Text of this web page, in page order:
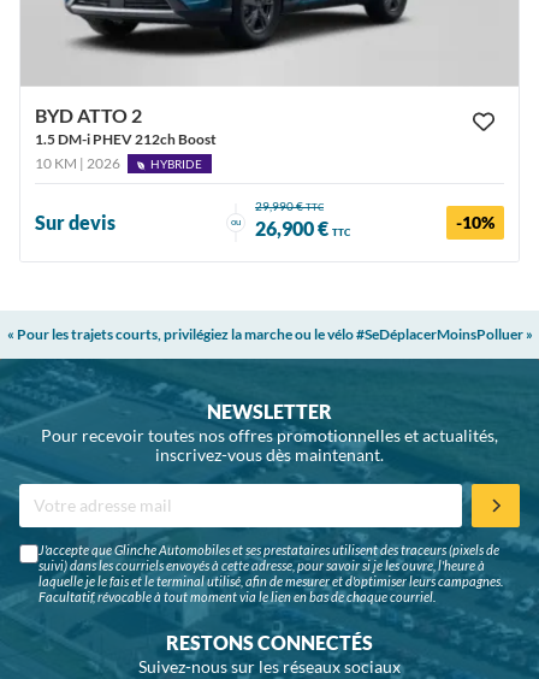
BYD ATTO 2
1.5 DM-i PHEV 212ch Boost
10 KM | 2026
HYBRIDE
Sur devis ou
29,990 €TTC
26,900 € TTC -10%
« Pour les trajets courts, privilégiez la marche ou le vélo #SeDéplacerMoinsPolluer »
NEWSLETTER
Pour recevoir toutes nos offres promotionnelles et actualités,
inscrivez-vous dès maintenant.
J'accepte que Glinche Automobiles et ses prestataires utilisent des traceurs (pixels de
suivi) dans les courriels envoyés à cette adresse, pour savoir si je les ouvre, l'heure à
laquelle je le fais et le terminal utilisé, afin de mesurer et d'optimiser leurs campagnes.
Facultatif, révocable à tout moment via le lien en bas de chaque courriel.
RESTONS CONNECTÉS
Suivez-nous sur les réseaux sociaux